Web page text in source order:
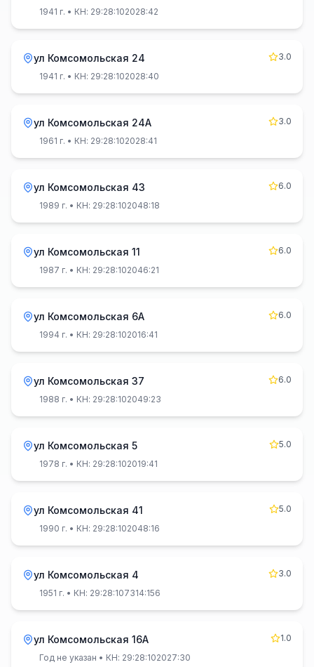
1941 г. • КН: 29:28:102028:42
ул Комсомольская 24
3.0
1941 г. • КН: 29:28:102028:40
ул Комсомольская 24А
3.0
1961 г. • КН: 29:28:102028:41
ул Комсомольская 43
6.0
1989 г. • КН: 29:28:102048:18
ул Комсомольская 11
6.0
1987 г. • КН: 29:28:102046:21
ул Комсомольская 6А
6.0
1994 г. • КН: 29:28:102016:41
ул Комсомольская 37
6.0
1988 г. • КН: 29:28:102049:23
ул Комсомольская 5
5.0
1978 г. • КН: 29:28:102019:41
ул Комсомольская 41
5.0
1990 г. • КН: 29:28:102048:16
ул Комсомольская 4
3.0
1951 г. • КН: 29:28:107314:156
ул Комсомольская 16А
1.0
Год не указан • КН: 29:28:102027:30